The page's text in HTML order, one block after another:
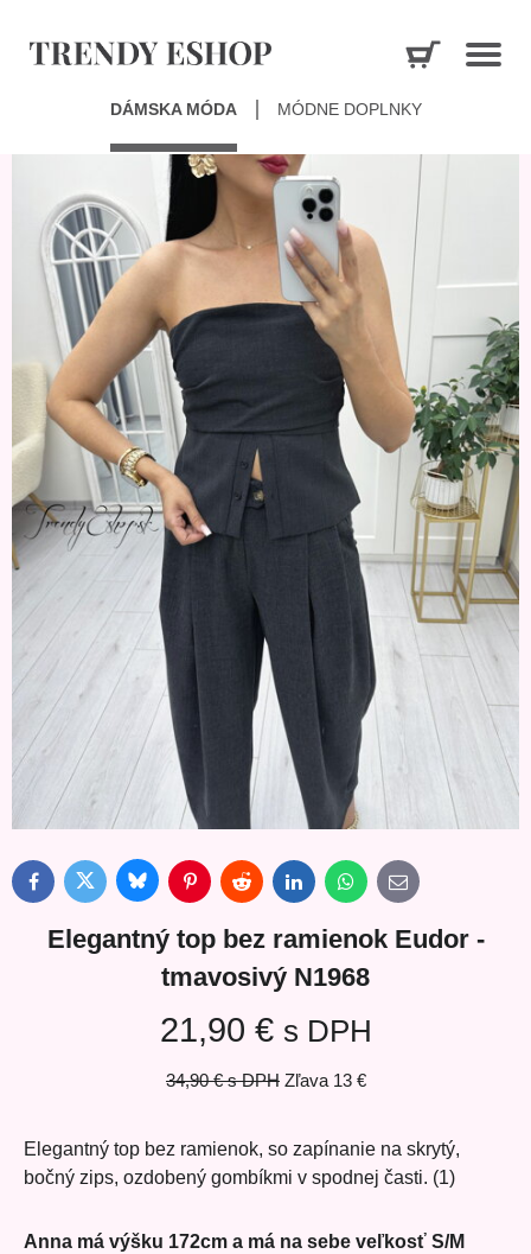
DÁMSKA MÓDA MÓDNE DOPLNKY
FacebookTwitter BlueskyPinterestReddit LinkedInWhatsApp
E-
mail
Elegantný top bez ramienok Eudor -
tmavosivý N1968
21,90 € s DPH
34,90 € s DPH Zľava 13 €
Elegantný top bez ramienok, so zapínanie na skrytý,
bočný zips, ozdobený gombíkmi v spodnej časti. (1)
Anna má výšku 172cm a má na sebe veľkosť S/M